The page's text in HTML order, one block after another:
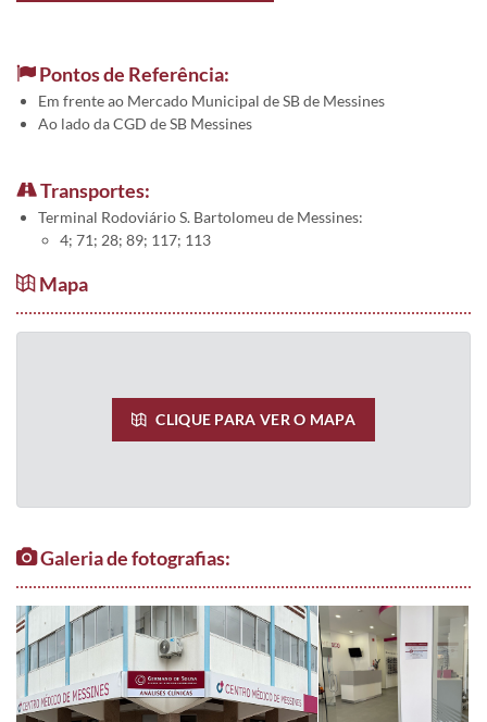
Pontos de Referência:
Em frente ao Mercado Municipal de SB de Messines
Ao lado da CGD de SB Messines
Transportes:
Terminal Rodoviário S. Bartolomeu de Messines:
4; 71; 28; 89; 117; 113
Mapa
CLIQUE PARA VER O MAPA
Galeria de fotografias: